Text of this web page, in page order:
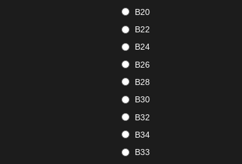
B20
B22
B24
B26
B28
B30
B32
B34
B33